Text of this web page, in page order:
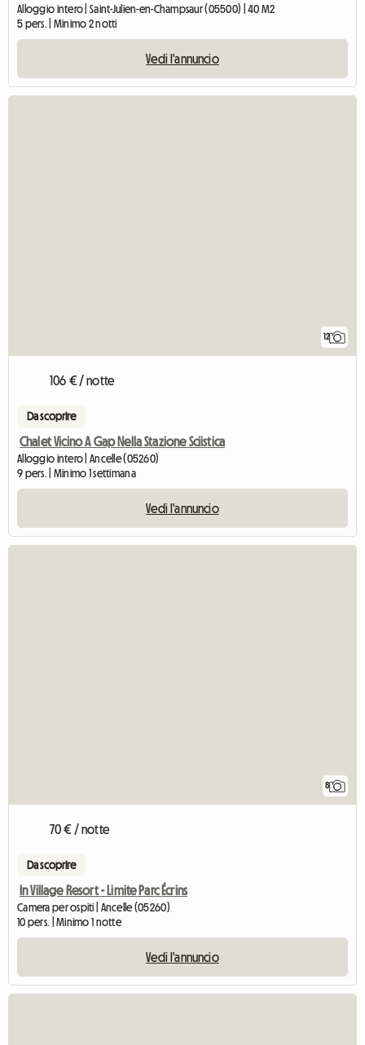
Alloggio intero | Saint-Julien-en-Champsaur (05500) | 40 M2
5 pers. | Minimo 2 notti
Vedi l'annuncio
12
106 € / notte
Da scoprire
Chalet Vicino A Gap Nella Stazione Sciistica
Alloggio intero | Ancelle (05260)
9 pers. | Minimo 1 settimana
Vedi l'annuncio
8
70 € / notte
Da scoprire
In Village Resort - Limite Parc Écrins
Camera per ospiti | Ancelle (05260)
10 pers. | Minimo 1 notte
Vedi l'annuncio